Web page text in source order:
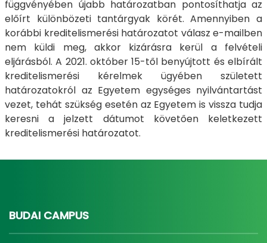
függvényében újabb határozatban pontosíthatja az
előírt különbözeti tantárgyak körét. Amennyiben a
korábbi kreditelismerési határozatot válasz e-mailben
nem küldi meg, akkor kizárásra kerül a felvételi
eljárásból. A 2021. október 15-től benyújtott és elbírált
kreditelismerési kérelmek ügyében született
határozatokról az Egyetem egységes nyilvántartást
vezet, tehát szükség esetén az Egyetem is vissza tudja
keresni a jelzett dátumot követően keletkezett
kreditelismerési határozatot.
BUDAI CAMPUS